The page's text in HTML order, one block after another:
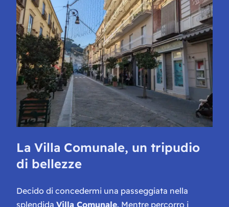
La Villa Comunale, un tripudio
di bellezze
Decido di concedermi una passeggiata nella
splendida Villa Comunale. Mentre percorro i